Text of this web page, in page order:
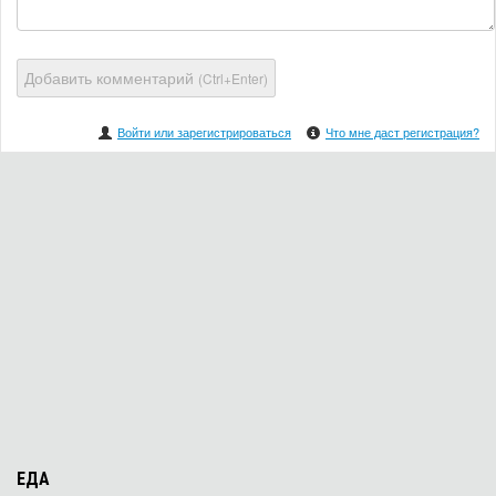
Добавить комментарий (Ctrl+Enter)
Войти или зарегистрироваться Что мне даст регистрация?
ЕДА